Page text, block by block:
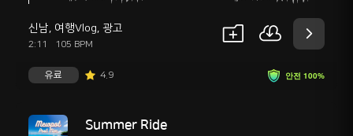
신남, 여행Vlog, 광고
2:11 105 BPM
안전 100%
유료 4.9
Summer Ride